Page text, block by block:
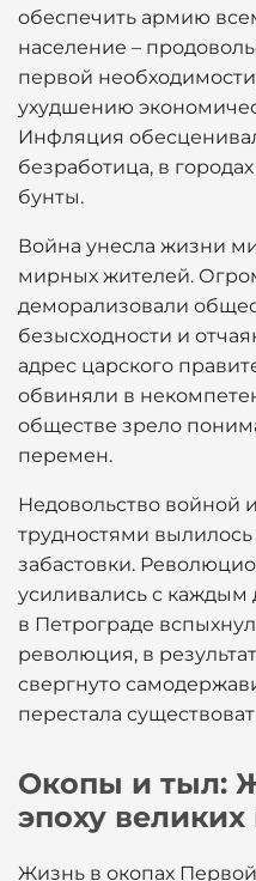
обеспечить армию
население –
первой
ухудшению
Инфляция
безработица, в
бунты.
Война унесла жизни
мирных жителей.
деморализовали
безысходности и
адрес царского
обвиняли в
обществе зрело
перемен.
Недовольство войной
трудностями
забастовки.
усиливались с каждым
в Петрограде
революция, в
свергнуто
перестала
Окопы и тыл:
эпоху
Жизнь в окопах